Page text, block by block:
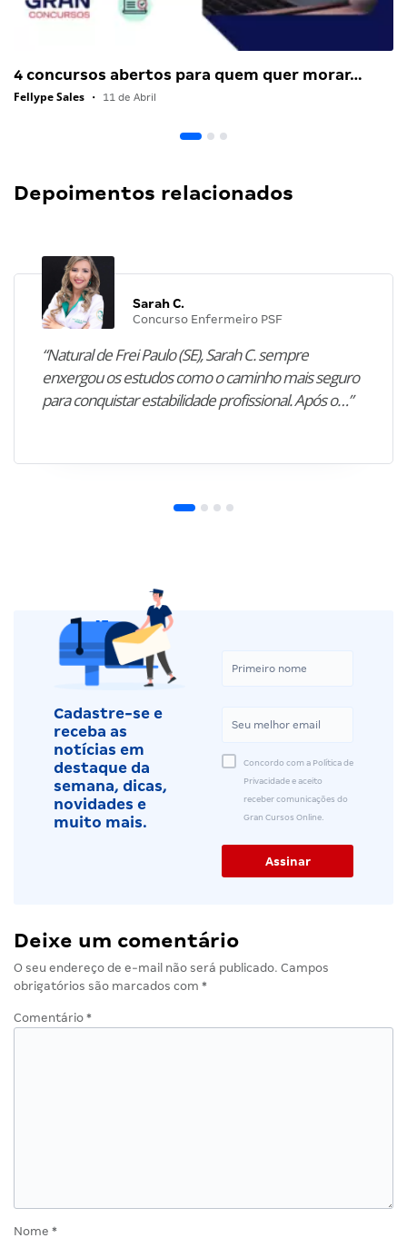
4 concursos abertos para quem quer morar…
Fellype Sales • 11 de Abril
Depoimentos relacionados
Sarah C.
Concurso Enfermeiro PSF
“Natural de Frei Paulo (SE), Sarah C. sempre
enxergou os estudos como o caminho mais seguro
para conquistar estabilidade profissional. Após o…”
Cadastre-se e
receba as
notícias em
destaque da
semana, dicas,
novidades e
muito mais.
Concordo com a Política de
Privacidade e aceito
receber comunicações do
Gran Cursos Online.
Deixe um comentário
O seu endereço de e-mail não será publicado. Campos
obrigatórios são marcados com *
Comentário *
Nome *